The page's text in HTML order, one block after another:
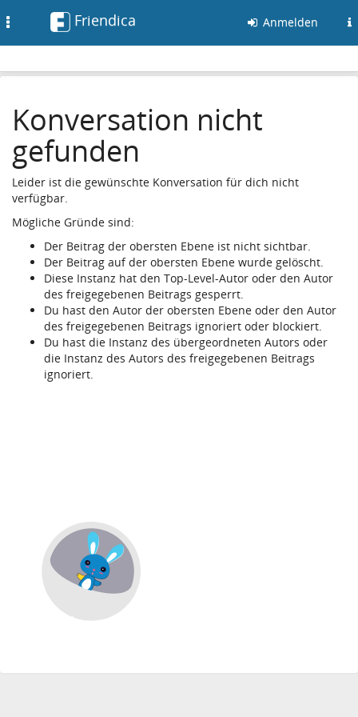
Friendica Anmelden
Konversation nicht
gefunden
Leider ist die gewünschte Konversation für dich nicht
verfügbar.
Mögliche Gründe sind:
Der Beitrag der obersten Ebene ist nicht sichtbar.
Der Beitrag auf der obersten Ebene wurde gelöscht.
Diese Instanz hat den Top-Level-Autor oder den Autor
des freigegebenen Beitrags gesperrt.
Du hast den Autor der obersten Ebene oder den Autor
des freigegebenen Beitrags ignoriert oder blockiert.
Du hast die Instanz des übergeordneten Autors oder
die Instanz des Autors des freigegebenen Beitrags
ignoriert.